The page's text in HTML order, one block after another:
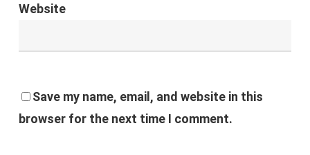
Website
Save my name, email, and website in this
browser for the next time I comment.